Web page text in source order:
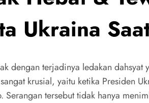
Ukraina
dengan terjadinya ledakan
krusial, yaitu ketika Presiden
tersebut tidak hanya